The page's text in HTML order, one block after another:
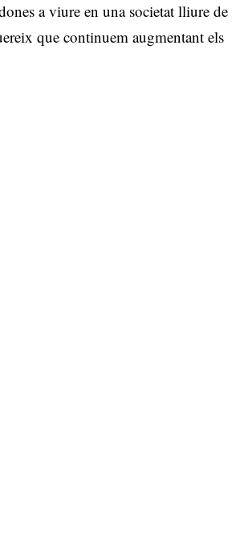
a viure en una societat lliure de
que continuem augmentant els